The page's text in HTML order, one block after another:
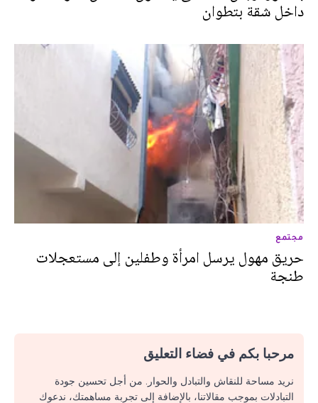
داخل شقة بتطوان
مجتمع
حريق مهول يرسل امرأة وطفلين إلى مستعجلات
طنجة
مرحبا بكم في فضاء التعليق
نريد مساحة للنقاش والتبادل والحوار. من أجل تحسين جودة
التبادلات بموجب مقالاتنا، بالإضافة إلى تجربة مساهمتك، ندعوك